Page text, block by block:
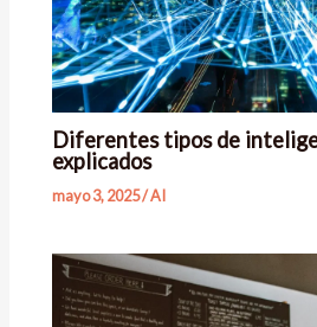
Diferentes tipos de
explicados
mayo 3, 2025/AI